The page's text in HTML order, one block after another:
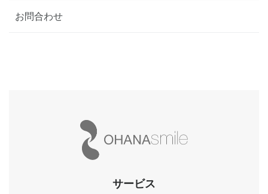
お問合わせ
サービス